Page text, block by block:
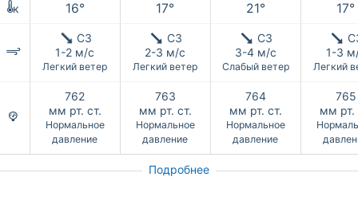
к 16° 17° 21° 17°
СЗ
1-2 м/с
Легкий ветер
СЗ
2-3 м/с
Легкий ветер
СЗ
3-4 м/с
Слабый ветер
1-3
Легкий
762
мм рт. ст.
Нормальное
давление
763
мм рт. ст.
Нормальное
давление
764
мм рт. ст.
Нормальное
давление
765
мм рт.
Подробнее